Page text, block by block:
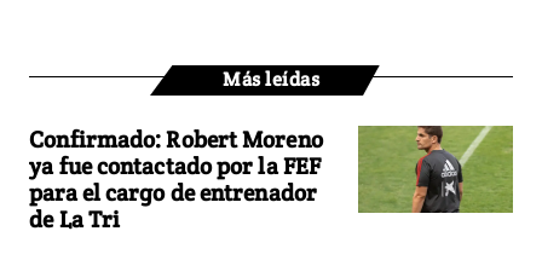
Más leídas
Confirmado: Robert Moreno
ya fue contactado por la FEF
para el cargo de entrenador
de La Tri